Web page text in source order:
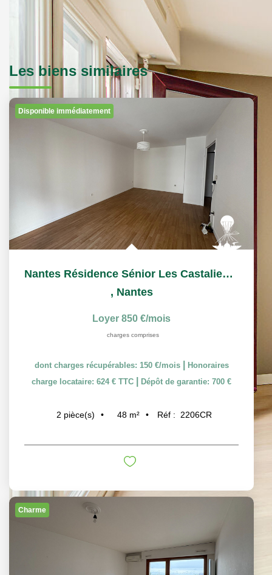
Les biens similaires
Disponible immédiatement
Nantes Résidence Sénior Les Castalies T2 à louer
, Nantes
Loyer 850 €/mois
charges comprises
dont charges récupérables: 150 €/mois
Honoraires
charge locataire: 624 € TTC
Dépôt de garantie: 700 €
2 pièce(s) 48 m² Réf : 2206CR
Charme